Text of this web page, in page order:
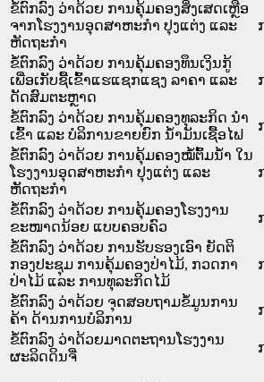
ຂໍ້ຕົກລົງ ວ່າດ້ວຍ ການຄຸ້ມຄອງສິ່ງເສດເຫຼືອ
ຈາກໂຮງງານອຸດສາຫະກຳ ປຸງແຕ່ງ ແລະ
ຫັດຖະກຳ
ຂໍ້ຕົກລົງ ວ່າດ້ວຍ ການຄຸ້ມຄອງທຶນເງິນກູ້
ເພື່ອເກັບຊື້ເຂົ້າແຮແຊກແຊງ ລາຄາ ແລະ
ດັດສົມຕະຫຼາດ
ຂໍ້ຕົກລົງ ວ່າດ້ວຍ ການຄຸ້ມຄອງທຸລະກິດ ນຳ
ເຂົ້າ ແລະ ບໍລິການຂາຍຍົກ ນ້ຳມັນເຊື້ອໄຟ
ຂໍ້ຕົກລົງ ວ່າດ້ວຍ ການຄຸ້ມຄອງໝໍ້ຕົ້ມນ້ຳ ໃນ
ໂຮງງານອຸດສາຫະກຳ ປຸງແຕ່ງ ແລະ
ຫັດຖະກຳ
ຂໍ້ຕົກລົງ ວ່າດ້ວຍ ການຄຸ້ມຄອງໂຮງງານ
ຂະໜາດນ້ອຍ ແບບຄອບຄົວ
ຂໍ້ຕົກລົງ ວ່າດ້ວຍ ການຮັບຮອງເອົາ ຍັດຕິ
ກອງປະຊຸມ ການຄຸ້ມຄອງປ່າໄມ້, ກວດກາ
ປ່າໄມ້ ແລະ ການທຸລະກິດໄມ້
ຂໍ້ຕົກລົງ ວ່າດ້ວຍ ຈຸດສອບຖາມຂໍ້ມູນການ
ຄ້າ ດ້ານການບໍລິການ
ຂໍ້ຕົກລົງ ວ່າດ້ວຍມາດຕະຖານໂຮງງານ
ຜະລິດດິນຈີ່